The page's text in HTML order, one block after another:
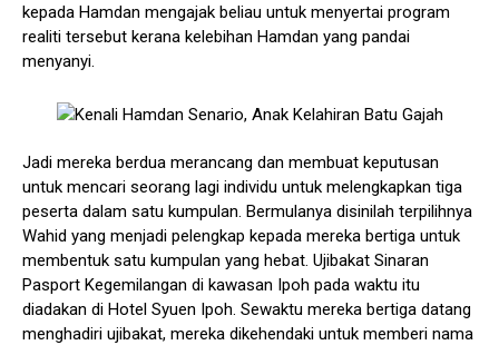
kepada Hamdan mengajak beliau untuk menyertai program
realiti tersebut kerana kelebihan Hamdan yang pandai
menyanyi.
Jadi mereka berdua merancang dan membuat keputusan
untuk mencari seorang lagi individu untuk melengkapkan tiga
peserta dalam satu kumpulan. Bermulanya disinilah terpilihnya
Wahid yang menjadi pelengkap kepada mereka bertiga untuk
membentuk satu kumpulan yang hebat. Ujibakat Sinaran
Pasport Kegemilangan di kawasan Ipoh pada waktu itu
diadakan di Hotel Syuen Ipoh. Sewaktu mereka bertiga datang
menghadiri ujibakat, mereka dikehendaki untuk memberi nama